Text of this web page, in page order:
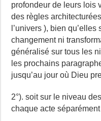
profondeur de leurs lois
des règles
l’univers ), bien
changement ni
généralisé sur tous les
les prochains
jusqu’au jour où Dieu
2°). soit sur le niveau
chaque acte séparément